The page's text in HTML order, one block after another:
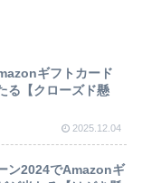
ギフトカード
る【クローズド懸
2025.12.04
ン2024でAmazonギ